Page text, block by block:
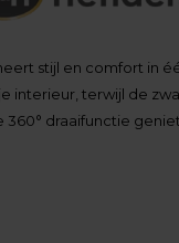
stijl en comfort in
interieur, terwijl de
360° draaifunctie